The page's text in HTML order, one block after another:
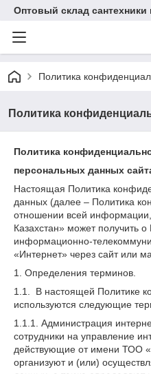
Оптовый склад
Политика
Политика
Политика
персональных данных
Настоящая Политика
данных (далее – Политика
отношении всей
Казахстан» может получить
информационно-
«Интернет» через сайт или
1. Определения терминов.
1.1. В настоящей Политике
используются следующие
1.1.1. Администрация
сотрудники на управление
действующие от имени ТОО
организуют и (или)